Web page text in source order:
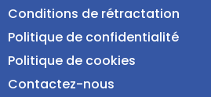
Conditions de rétractation
Politique de confidentialité
Politique de cookies
Contactez-nous